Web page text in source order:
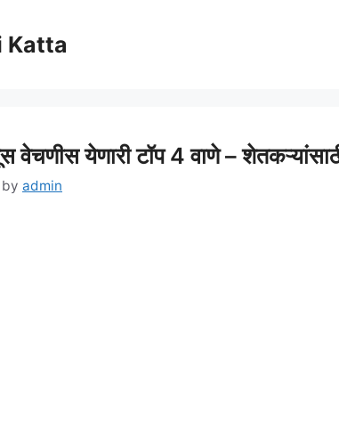
Katta
येणारी टॉप 4 वाणे –
by admin